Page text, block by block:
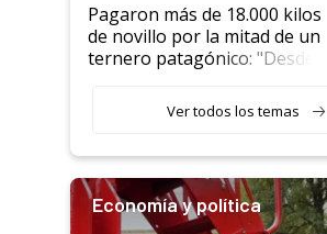
Pagaron más de 18.000 kilos
de novillo por la mitad de un
ternero patagónico: "Desde
llamar la atención"
Ver todos los temas
Economía y política